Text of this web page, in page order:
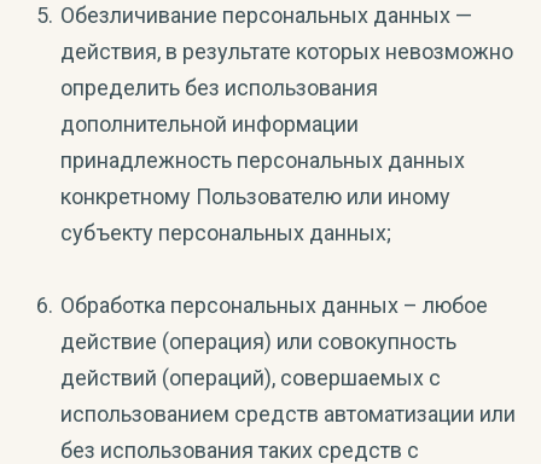
Обезличивание персональных данных —
действия, в результате которых невозможно
определить без использования
дополнительной информации
принадлежность персональных данных
конкретному Пользователю или иному
субъекту персональных данных;
Обработка персональных данных – любое
действие (операция) или совокупность
действий (операций), совершаемых с
использованием средств автоматизации или
без использования таких средств с